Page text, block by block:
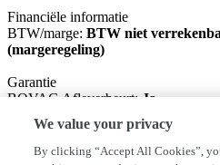
Financiële informatie
BTW/marge: BTW niet
(margeregeling)
Garantie
BOVAG Afleverbeurt:Ja
Basis pakket: Nieuwe APK,
Rodam pakket: Nieuwe APK,
We value your privacy
By clicking “Accept All Cookies”,